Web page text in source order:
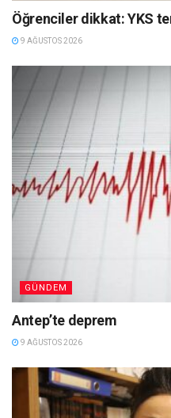
Öğrenciler dikkat: YKS
9 AĞUSTOS 2026
GÜNDEM
Antep’te deprem
9 AĞUSTOS 2026